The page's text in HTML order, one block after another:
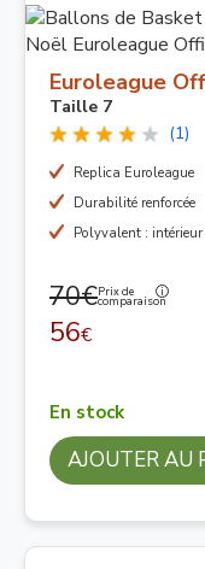
Euroleague
Taille 7
(1)
Replica Euroleague
Durabilité renforcée
Polyvalent : intérieur
70€Prix de
comparaison
56€
En stock
AJOUTER AU